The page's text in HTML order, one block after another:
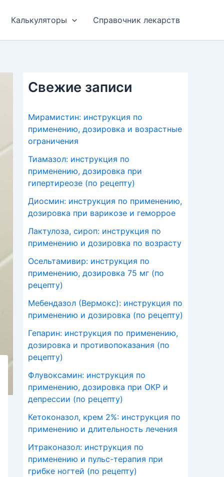
Калькуляторы Справочник лекарств
Свежие записи
Мирамистин: инструкция по
применению, дозировка и возрастные
ограничения
Тиамазол: инструкция по
применению, дозировка при
гипертиреозе (по рецепту)
Диосмин: инструкция по применению,
дозировка при варикозе и геморрое
Лактулоза, сироп: инструкция по
применению и дозировка по возрасту
Осельтамивир: инструкция по
применению, дозировка 75 мг (по
рецепту)
Мебендазол (Вермокс): инструкция по
применению и дозировка (по рецепту)
Гепарин: инструкция по применению,
дозировка и противопоказания (по
рецепту)
Флувоксамин: инструкция по
применению, дозировка при ОКР и
депрессии (по рецепту)
Кетоконазол, крем 2%: инструкция по
применению и длительность лечения
Итраконазол: инструкция по
применению и пульс-терапия при
грибке ногтей (по рецепту)